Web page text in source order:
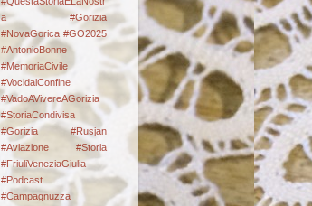
a
#Gorizia
#NovaGorica #GO2025
#AntonioBonne
#MemoriaCivile
#VocidalConfine
#VadoAVivereAGorizia
#StoriaCondivisa
#Gorizia #Rusjan
#Aviazione #Storia
#FriuliVeneziaGiulia
#Podcast
#Campagnuzza